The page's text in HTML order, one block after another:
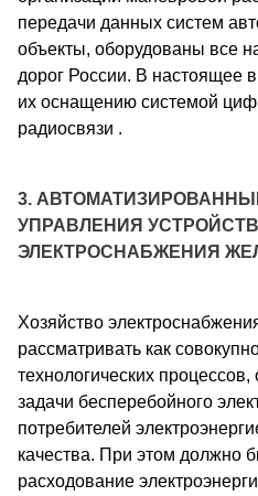
передачи данных систем
объекты, оборудованы все
дорог России. В настоящее
их оснащению системой
радиосвязи .
3.
УПРАВЛЕНИЯ
ЭЛЕКТРОСНАБЖЕНИЯ
Хозяйство
рассматривать как
технологических
задачи бесперебойного
потребителей
качества. При этом должно
расходование